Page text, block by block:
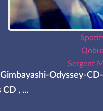
Sergent
Odyssey-
, ...